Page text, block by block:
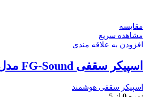
مقایسه
مشاهده سریع
افزودن به علاقه مندی
اسپیکر سقفی FG-Sound مدل FG-585
اسپیکر سقفی هوشمند